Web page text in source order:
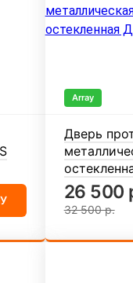
Array
Дверь
26 500
32 500 р.